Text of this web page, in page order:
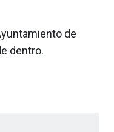
de
dentro.